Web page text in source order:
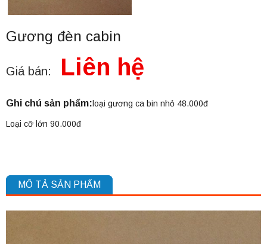
Gương đèn cabin
Giá bán: Liên hệ
Ghi chú sản phẩm: loại gương ca bin nhỏ 48.000đ
Loại cỡ lớn 90.000đ
MÔ TẢ SẢN PHẨM